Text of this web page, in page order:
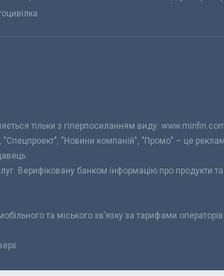
тільки з гіперпосиланням виду:
"Новини компаній", "Промо" – це
Верифіковану банком інформацію про продукти
та міського зв’язку за тарифами операторів